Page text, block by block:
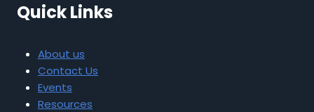
Quick Links
About us
Contact Us
Events
Resources